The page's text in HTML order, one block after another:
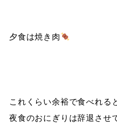
夕食は焼き肉
これくらい余裕で食べれる
夜食のおにぎりは辞退させ